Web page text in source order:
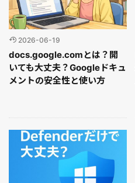
2026-06-19
docs.google.comとは？開
いても大丈夫？Googleドキュ
メントの安全性と使い方